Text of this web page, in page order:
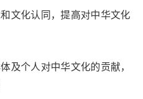
文化认同，提高对中华文化
及个人对中华文化的贡献，